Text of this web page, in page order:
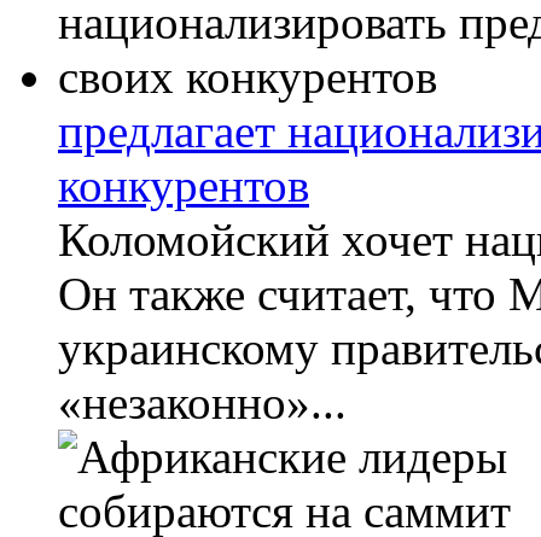
предлагает
конкурентов
Коломойский хочет
Он также считает,
украинскому
«незаконно»...